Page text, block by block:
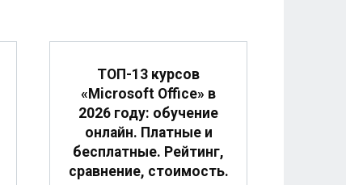
ТОП-13 курсов
«Microsoft Office» в
2026 году: обучение
онлайн. Платные и
бесплатные. Рейтинг,
сравнение, стоимость.